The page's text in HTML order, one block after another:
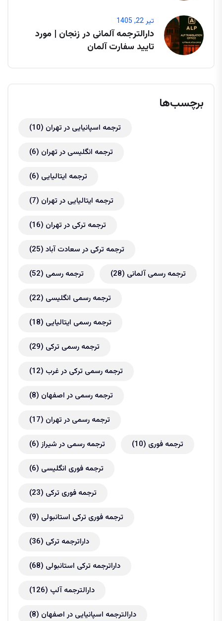
تیر 22, 1405
دارالترجمه آلمانی در زنجان | مورد
تایید سفارت آلمان
برچسب‌ها
ترجمه اسپانیایی در تهران (10)
ترجمه انگلیسی در تهران (6)
ترجمه ایتالیایی (6)
ترجمه ایتالیایی در تهران (7)
ترجمه ترکی در تهران (16)
ترجمه ترکی در سعادت آباد (25)
ترجمه رسمی (52) ترجمه رسمی آلمانی (28)
ترجمه رسمی انگلیسی (22)
ترجمه رسمی ایتالیایی (18)
ترجمه رسمی ترکی (29)
ترجمه رسمی ترکی در غرب (12)
ترجمه رسمی در اصفهان (8)
ترجمه رسمی در تهران (17)
ترجمه رسمی در شیراز(6) ترجمه فوری (10)
ترجمه فوری انگلیسی (6)
ترجمه فوری ترکی (23)
ترجمه فوری ترکی استانبولی (9)
داراترجمه ترکی (36)
داراترجمه ترکی استانبولی (68)
دارالترجمه آلپ (126)
دارالترجمه اسپانیایی در اصفهان (8)